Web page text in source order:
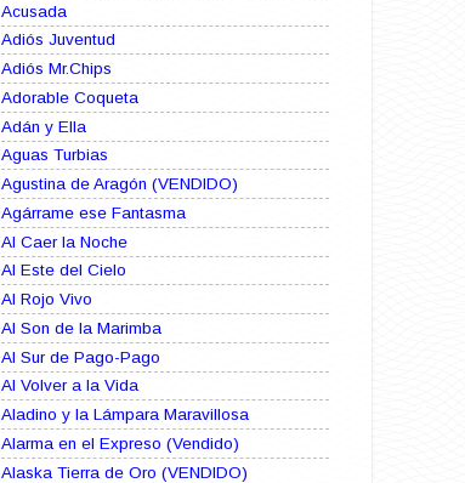
Acusada
Adiós Juventud
Adiós Mr.Chips
Adorable Coqueta
Adán y Ella
Aguas Turbias
Agustina de Aragón (VENDIDO)
Agárrame ese Fantasma
Al Caer la Noche
Al Este del Cielo
Al Rojo Vivo
Al Son de la Marimba
Al Sur de Pago-Pago
Al Volver a la Vida
Aladino y la Lámpara Maravillosa
Alarma en el Expreso (Vendido)
Alaska Tierra de Oro (VENDIDO)